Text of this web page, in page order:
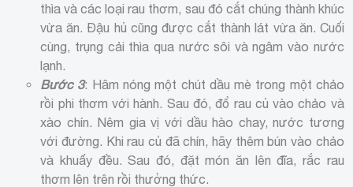
thìa và các loại rau thơm, sau đó cắt chúng thành khúc
vừa ăn. Đậu hủ cũng được cắt thành lát vừa ăn. Cuối
cùng, trụng cải thìa qua nước sôi và ngâm vào nước
lạnh.
Bước 3: Hâm nóng một chút dầu mè trong một chảo
rồi phi thơm với hành. Sau đó, đổ rau củ vào chảo và
xào chín. Nêm gia vị với dầu hào chay, nước tương
với đường. Khi rau củ đã chín, hãy thêm bún vào chảo
và khuấy đều. Sau đó, đặt món ăn lên đĩa, rắc rau
thơm lên trên rồi thưởng thức.